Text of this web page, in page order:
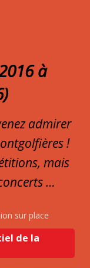
à
admirer
!
mais
…
sur place
de la